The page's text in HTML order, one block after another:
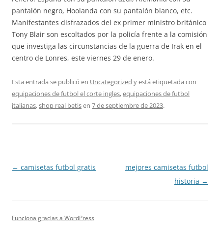
pantalón negro, Hoolanda con su pantalón blanco, etc.
Manifestantes disfrazados del ex primer ministro británico
Tony Blair son escoltados por la policía frente a la comisión
que investiga las circunstancias de la guerra de Irak en el
centro de Lonres, este viernes 29 de enero.
Esta entrada se publicó en Uncategorized y está etiquetada con
equipaciones de futbol el corte ingles,equipaciones de futbol
italianas,shop real betisen 7 de septiembre de 2023.
Navegación
← camisetas futbol gratis
mejores camisetas futbol
historia →
Funciona gracias a WordPress